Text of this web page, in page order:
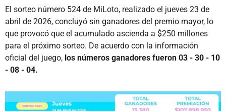
El sorteo número 524 de MiLoto, realizado el jueves 23 de
abril de 2026, concluyó sin ganadores del premio mayor, lo
que provocó que el acumulado ascienda a $250 millones
para el próximo sorteo. De acuerdo con la información
oficial del juego, los números ganadores fueron 03 - 30 - 10
- 08 - 04.